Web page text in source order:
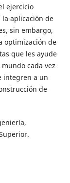
ejercicio
la aplicación de
sin embargo,
optimización de
que les ayude
cada vez
integren a un
de